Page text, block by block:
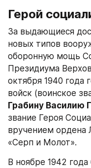
Герой
За выдающиеся
новых типов
оборонную мощь
Президиума
октября 1940 года
Грабину Василию
звание Героя
вручением ордена
«Серп и Молот».
В ноябре 1942